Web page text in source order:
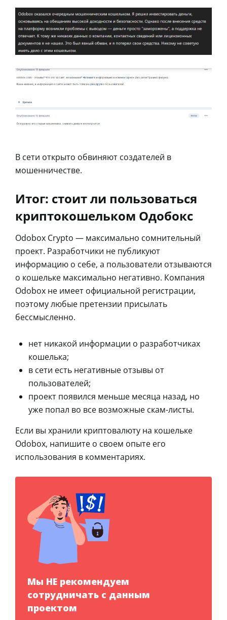
В сети открыто обвиняют создателей в
мошенничестве.
Итог: стоит ли пользоваться
криптокошельком Одобокс
Odobox Crypto — максимально сомнительный
проект. Разработчики не публикуют
информацию о себе, а пользователи отзываются
о кошельке максимально негативно. Компания
Odobox не имеет официальной регистрации,
поэтому любые претензии присылать
бессмысленно.
нет никакой информации о разработчиках
кошелька;
в сети есть негативные отзывы от
пользователей;
проект появился меньше месяца назад, но
уже попал во все возможные скам-листы.
Если вы хранили криптовалюту на кошельке
Odobox, напишите о своем опыте его
использования в комментариях.
Мы НЕ рекомендуем
сотрудничать с данным
проектом